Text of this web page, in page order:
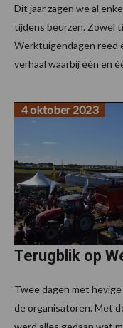
Dit jaar zagen we al
tijdens beurzen. Zowel
Werktuigendagen reed
verhaal waarbij één en
Terugblik op
4 oktober 2023
Twee dagen met
de organisatoren. Met